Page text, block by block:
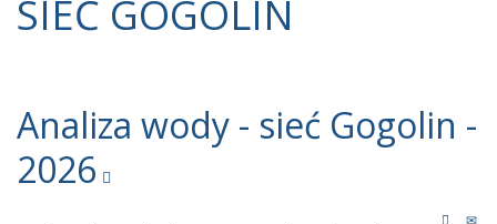
SIEĆ GOGOLIN
Analiza wody - sieć Gogolin -
2026